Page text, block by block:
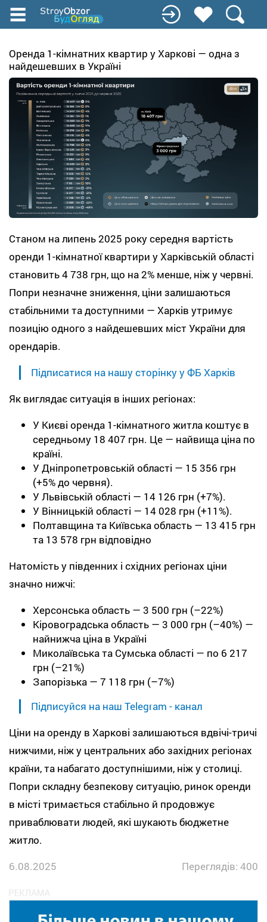
Перейти
до
вмісту
Оренда 1-кімнатних квартир у Харкові — одна з
найдешевших в Україні
Станом на липень 2025 року середня вартість
оренди 1-кімнатної квартири у Харківській області
становить 4 738 грн, що на 2% менше, ніж у червні.
Попри незначне зниження, ціни залишаються
стабільними та доступними — Харків утримує
позицію одного з найдешевших міст України для
орендарів.
Підписатися на нашу сторінку у ФБ Харків
Як виглядає ситуація в інших регіонах:
У Києві оренда 1-кімнатного житла коштує в
середньому 18 407 грн. Це — найвища ціна по
країні.
У Дніпропетровській області — 15 356 грн
(+5% до червня).
У Львівській області — 14 126 грн (+7%).
У Вінницькій області — 14 028 грн (+11%).
Полтавщина та Київська область — 13 415 грн
та 13 578 грн відповідно
Натомість у південних і східних регіонах ціни
значно нижчі:
Херсонська область — 3 500 грн (–22%)
Кіровоградська область — 3 000 грн (–40%) —
найнижча ціна в Україні
Миколаївська та Сумська області — по 6 217
грн (–21%)
Запорізька — 7 118 грн (–7%)
Підписуйся на наш Telegram - канал
Ціни на оренду в Харкові залишаються вдвічі-тричі
нижчими, ніж у центральних або західних регіонах
країни, та набагато доступнішими, ніж у столиці.
Попри складну безпекову ситуацію, ринок оренди
в місті тримається стабільно й продовжує
приваблювати людей, які шукають бюджетне
житло.
6.08.2025
Переглядів: 400